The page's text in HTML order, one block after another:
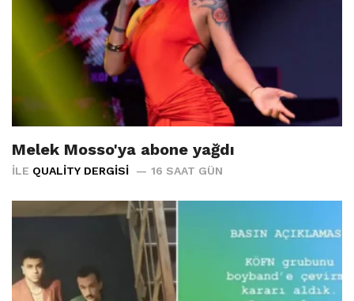
Melek Mosso'ya abone yağdı
İLE QUALITY DERGISI 16 SAAT GÜN